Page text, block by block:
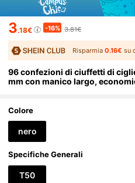
3.18€ -16% 3.81€
Risparmia 0.16€ su
96 confezioni di ciuffetti di
mm con manico largo,
stival musicali, primavera e
Colore
nero
Specifiche Generali
T50